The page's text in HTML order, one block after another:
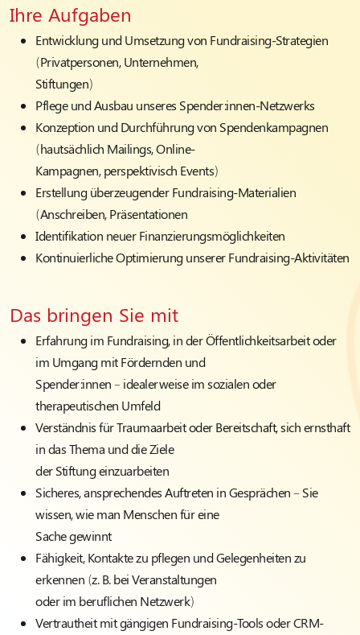
Ihre Aufgaben
Entwicklung und Umsetzung von Fundraising-Strategien
(Privatpersonen, Unternehmen,
Stiftungen)
Pflege und Ausbau unseres Spender:innen-Netzwerks
Konzeption und Durchführung von Spendenkampagnen
(hautsächlich Mailings, Online-
Kampagnen, perspektivisch Events)
Erstellung überzeugender Fundraising-Materialien
(Anschreiben, Präsentationen
Identifikation neuer Finanzierungsmöglichkeiten
Kontinuierliche Optimierung unserer Fundraising-Aktivitäten
Das bringen Sie mit
Erfahrung im Fundraising, in der Öffentlichkeitsarbeit oder
im Umgang mit Fördernden und
Spender:innen – idealerweise im sozialen oder
therapeutischen Umfeld
Verständnis für Traumaarbeit oder Bereitschaft, sich ernsthaft
in das Thema und die Ziele
der Stiftung einzuarbeiten
Sicheres, ansprechendes Auftreten in Gesprächen – Sie
wissen, wie man Menschen für eine
Sache gewinnt
Fähigkeit, Kontakte zu pflegen und Gelegenheiten zu
erkennen (z. B. bei Veranstaltungen
oder im beruflichen Netzwerk)
Vertrautheit mit gängigen Fundraising-Tools oder CRM-